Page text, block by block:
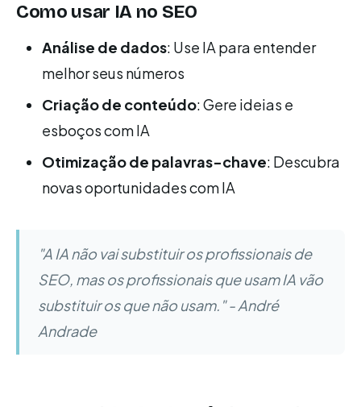
Como usar IA no SEO
Análise de dados: Use IA para entender
melhor seus números
Criação de conteúdo: Gere ideias e
esboços com IA
Otimização de palavras-chave: Descubra
novas oportunidades com IA
"A IA não vai substituir os profissionais de
SEO, mas os profissionais que usam IA vão
substituir os que não usam." - André
Andrade